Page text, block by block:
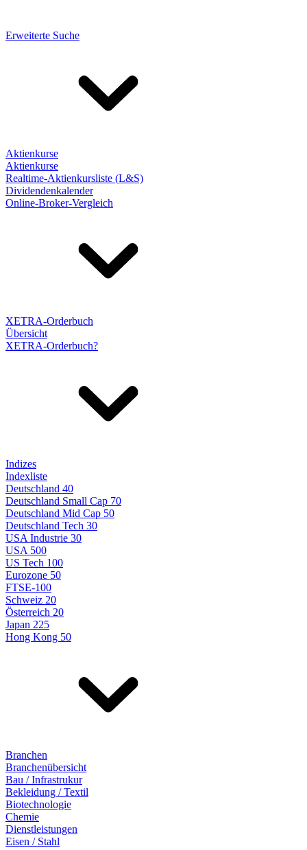
Erweiterte Suche
Aktienkurse
Aktienkurse
Realtime-Aktienkursliste (L&S)
Dividendenkalender
Online-Broker-Vergleich
XETRA-Orderbuch
Übersicht
XETRA-Orderbuch?
Indizes
Indexliste
Deutschland 40
Deutschland Small Cap 70
Deutschland Mid Cap 50
Deutschland Tech 30
USA Industrie 30
USA 500
US Tech 100
Eurozone 50
FTSE-100
Schweiz 20
Österreich 20
Japan 225
Hong Kong 50
Branchen
Branchenübersicht
Bau / Infrastrukur
Bekleidung / Textil
Biotechnologie
Chemie
Dienstleistungen
Eisen / Stahl